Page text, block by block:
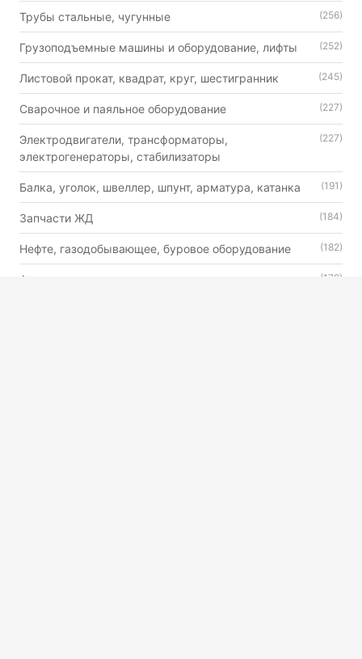
Трубы стальные, чугунные (256)
Грузоподъемные машины и оборудование, лифты (252)
Листовой прокат, квадрат, круг, шестигранник (245)
Сварочное и паяльное оборудование (227)
Электродвигатели, трансформаторы,
электрогенераторы, стабилизаторы
(227)
Балка, уголок, швеллер, шпунт, арматура, катанка (191)
Запчасти ЖД (184)
Нефте, газодобывающее, буровое оборудование (182)
Автошины, камеры и диски (179)